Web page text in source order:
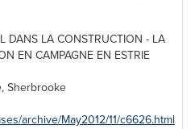
DANS LA CONSTRUCTION - LA
EN CAMPAGNE EN ESTRIE
Sherbrooke
archive/May2012/11/c6626.html